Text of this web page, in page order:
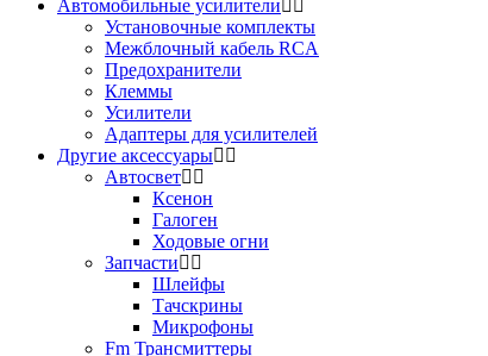
Автомобильные усилители
Установочные комплекты
Межблочный кабель RCA
Предохранители
Клеммы
Усилители
Адаптеры для усилителей
Другие аксессуары
Автосвет
Ксенон
Галоген
Ходовые огни
Запчасти
Шлейфы
Тачскрины
Микрофоны
Fm Трансмиттеры